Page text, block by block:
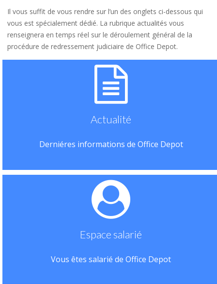
Il vous suffit de vous rendre sur l’un des onglets ci-dessous qui
vous est spécialement dédié. La rubrique actualités vous
renseignera en temps réel sur le déroulement général de la
procédure de redressement judiciaire de Office Depot.
Actualité
Derniéres informations de Office Depot
Espace salarié
Vous êtes salarié de Office Depot